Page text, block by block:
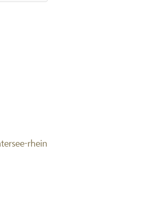
rhein